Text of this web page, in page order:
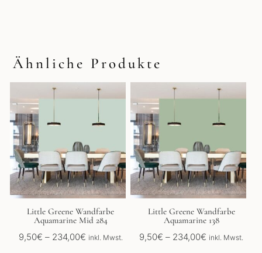
Ähnliche Produkte
Little Greene Wandfarbe
Aquamarine Mid 284
9,50€ – 234,00€Preisspanne:
inkl. Mwst.
Produkt
mehrere
auf.
Optionen
können
auf
der
Produktseite
gewählt
Little Greene Wandfarbe
Aquamarine 138
9,50€ – 234,00€ Preisspanne:
inkl. Mwst.
Produkt
mehrere
auf.
Die
Optionen
können
auf
der
Produktseite
gewählt